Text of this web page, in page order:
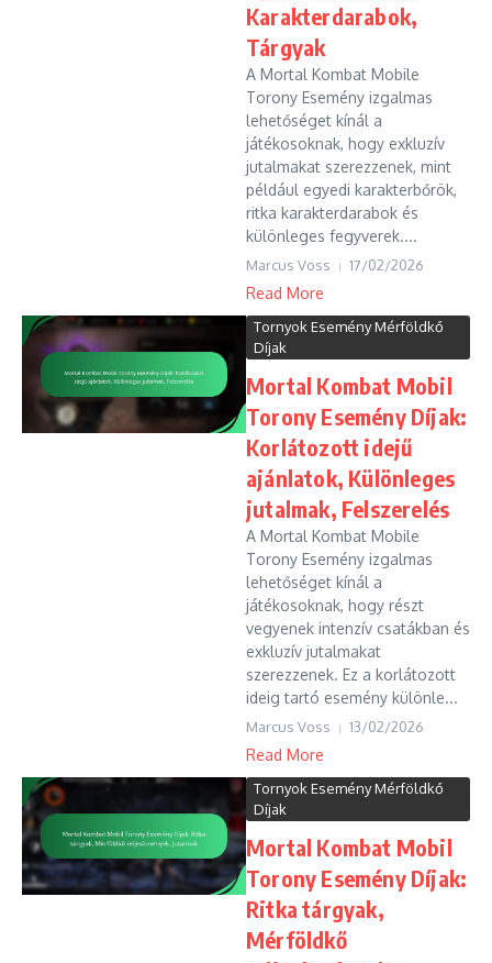
Karakterdarabok,
Tárgyak
A Mortal Kombat Mobile
Torony Esemény izgalmas
lehetőséget kínál a
játékosoknak, hogy exkluzív
jutalmakat szerezzenek, mint
például egyedi karakterbőrök,
ritka karakterdarabok és
különleges fegyverek....
Marcus Voss 17/02/2026
Read More
Tornyok Esemény Mérföldkő
Díjak
Mortal Kombat Mobil
Torony Esemény Díjak:
Korlátozott idejű
ajánlatok, Különleges
jutalmak, Felszerelés
A Mortal Kombat Mobile
Torony Esemény izgalmas
lehetőséget kínál a
játékosoknak, hogy részt
vegyenek intenzív csatákban és
exkluzív jutalmakat
szerezzenek. Ez a korlátozott
ideig tartó esemény különle...
Marcus Voss 13/02/2026
Read More
Tornyok Esemény Mérföldkő
Díjak
Mortal Kombat Mobil
Torony Esemény Díjak:
Ritka tárgyak,
Mérföldkő